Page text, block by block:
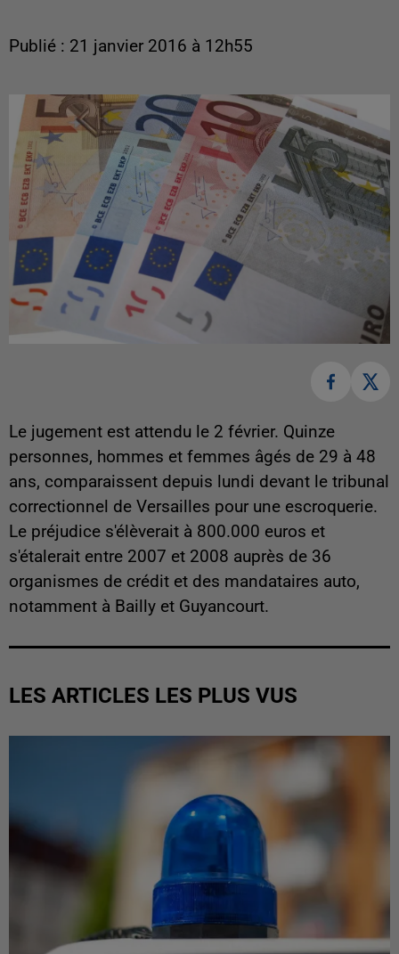
Publié : 21 janvier 2016 à 12h55
Le jugement est attendu le 2 février. Quinze
personnes, hommes et femmes âgés de 29 à 48
ans, comparaissent depuis lundi devant le tribunal
correctionnel de Versailles pour une escroquerie.
Le préjudice s'élèverait à 800.000 euros et
s'étalerait entre 2007 et 2008 auprès de 36
organismes de crédit et des mandataires auto,
notamment à Bailly et Guyancourt.
LES ARTICLES LES PLUS VUS